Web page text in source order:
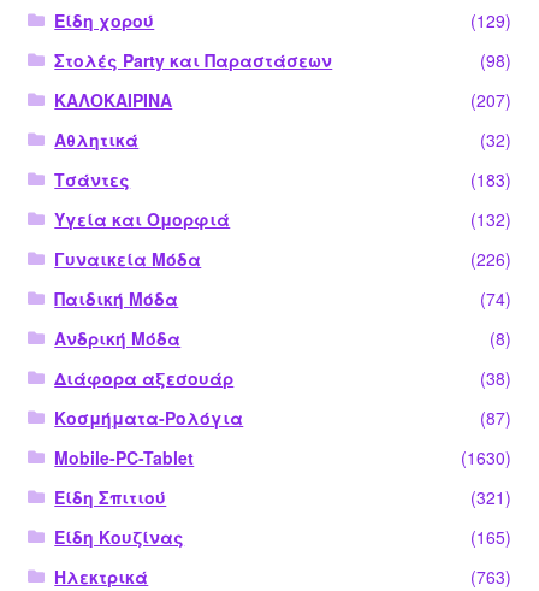
Είδη χορού
(129)
Στολές Party και Παραστάσεων
(98)
ΚΑΛΟΚΑΙΡΙΝΑ
(207)
Αθλητικά
(32)
Τσάντες
(183)
Υγεία και Ομορφιά
(132)
Γυναικεία Μόδα
(226)
Παιδική Μόδα
(74)
Ανδρική Μόδα
(8)
Διάφορα αξεσουάρ
(38)
Κοσμήματα-Ρολόγια
(87)
Mobile-PC-Tablet
(1630)
Είδη Σπιτιού
(321)
Είδη Κουζίνας
(165)
Ηλεκτρικά
(763)